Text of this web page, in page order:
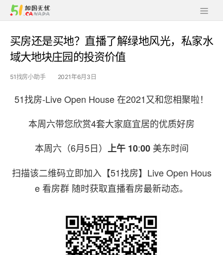
买房还是买地？直播了解绿地风光，私家水
域大地块庄园的投资价值
51找房小助手 2021年6月3日
51找房-Live Open House 在2021又和您相聚啦！
本周六带您欣赏4套大家庭宜居的优质好房
本周六（6月5日） 上午 10:00美东时间
扫描该二维码立即加入【51找房】Live Open Hous
e 看房群 随时获取直播看房最新动态。